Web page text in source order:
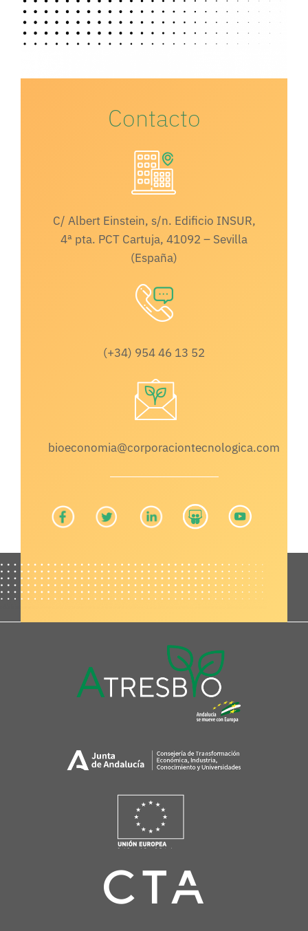
Contacto
C/ Albert Einstein, s/n. Edificio INSUR,
4ª pta. PCT Cartuja, 41092 – Sevilla
(España)
(+34) 954 46 13 52
bioeconomia@corporaciontecnologica.com